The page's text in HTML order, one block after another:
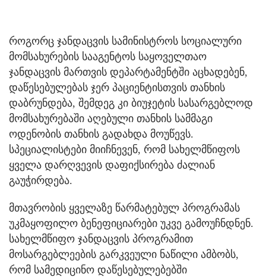
როგორც ჯანდაცვის სამინისტროს სოციალური
მომსახურების სააგენტოს საყოველთაო
ჯანდაცვის მართვის დეპარტამენტში აცხადებენ,
დაწესებულებას ჯერ პაციენტისთვის თანხის
დაბრუნდება, შემდეგ კი ბიუჯეტის სასარგებლოდ
მომსახურებაში აღებული თანხის სამმაგი
ოდენობის თანხის გადახდა მოუწევს.
სპეციალისტები მიიჩნევენ, რომ სახელმწიფოს
ყველა დარღვევის დაფიქსირება ძალიან
გაუჭირდება.
მთავრობის ყველაზე წარმატებულ პროგრამას
უკმაყოფილო ბენეფიციარები უკვე გამოუჩნდნენ.
სახელმწიფო ჯანდაცვის პროგრამით
მოსარგებლეების გარკვეული ნაწილი ამბობს,
რომ სამედიცინო დაწესებულებებში